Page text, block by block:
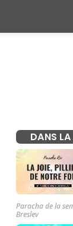
DANS
Paracha de la
Breslev